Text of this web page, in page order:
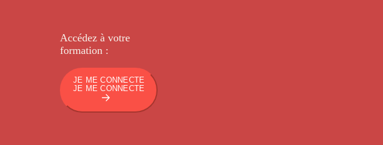
Accédez à votre
formation :
JE ME CONNECTE
JE ME CONNECTE